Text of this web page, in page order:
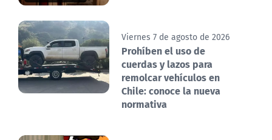
Viernes 7 de agosto de 2026
Prohíben el uso de
cuerdas y lazos para
remolcar vehículos en
Chile: conoce la nueva
normativa